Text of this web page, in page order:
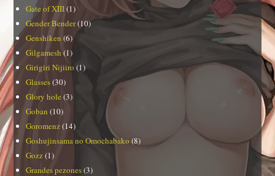
Gate of XIII(1)
Gender Bender(10)
Genshiken (6)
Gilgamesh (1)
Girigiri Nijiiro (1)
Glasses(30)
Glory hole (3)
Goban (10)
Goromenz(14)
Goshujinsama no Omochabako (8)
Gozz(1)
Grandes pezones(3)